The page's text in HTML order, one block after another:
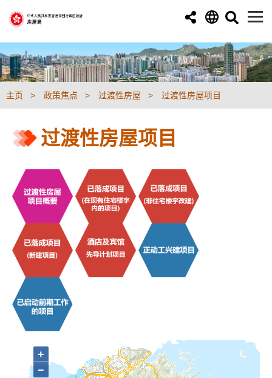
主页 政策焦点 过渡性房屋 过渡性房屋项目
过渡性房屋项目
+
−